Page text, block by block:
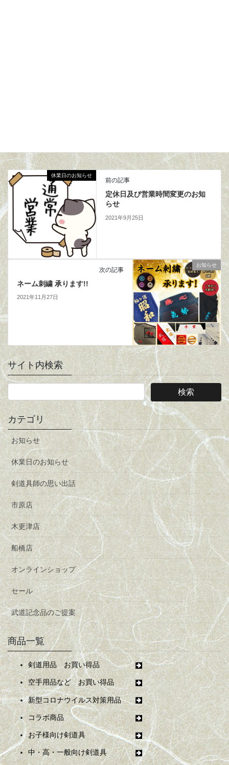
休業日のお知らせ
前の記事
定休日及び営業時間変更のお知
らせ
2021年9月25日
お知らせ
次の記事
ネーム刺繍 承ります!!
2021年11月27日
サイト内検索
カテゴリ
お知らせ
休業日のお知らせ
剣道具師の思い出話
市原店
木更津店
船橋店
オンラインショップ
セール
武道記念品のご提案
商品一覧
剣道用品 お買い得品
空手用品など お買い得品
新型コロナウイルス対策用品
コラボ商品
お子様向け剣道具
中・高・一般向け剣道具